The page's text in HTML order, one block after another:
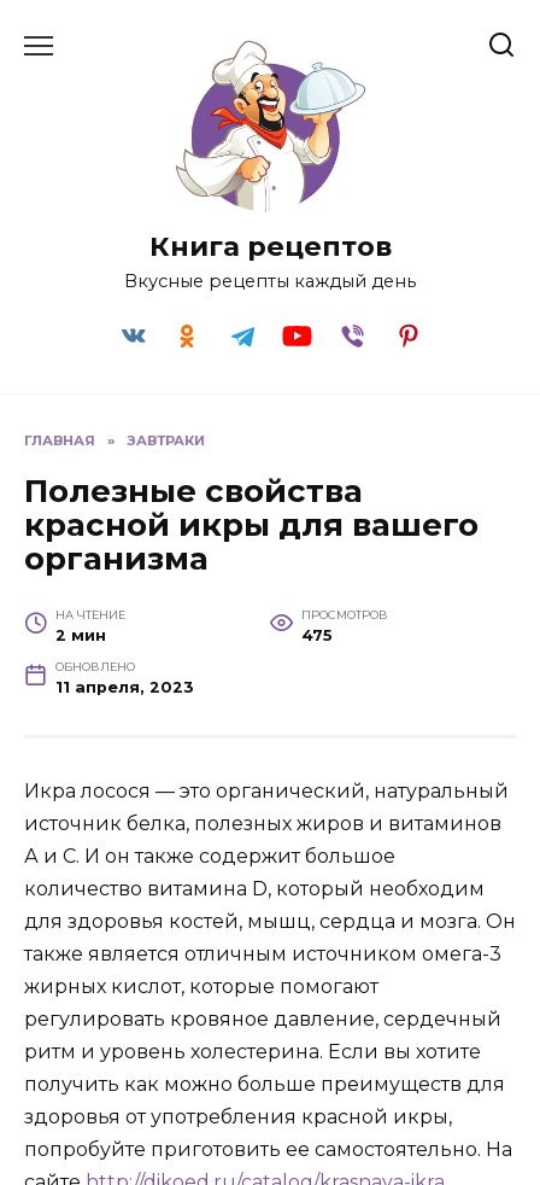
Книга рецептов
Вкусные рецепты каждый день
ГЛАВНАЯ » ЗАВТРАКИ
Полезные свойства
красной икры для вашего
организма
НА ЧТЕНИЕ
2 мин
ПРОСМОТРОВ
475
ОБНОВЛЕНО
11 апреля, 2023
Икра лосося — это органический, натуральный
источник белка, полезных жиров и витаминов
А и С. И он также содержит большое
количество витамина D, который необходим
для здоровья костей, мышц, сердца и мозга. Он
также является отличным источником омега-3
жирных кислот, которые помогают
регулировать кровяное давление, сердечный
ритм и уровень холестерина. Если вы хотите
получить как можно больше преимуществ для
здоровья от употребления красной икры,
попробуйте приготовить ее самостоятельно. На